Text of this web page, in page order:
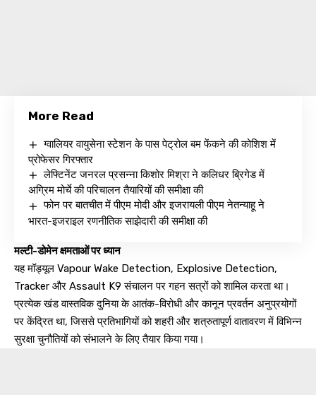
More Read
ग्वालियर वायुसेना स्टेशन के पास पेट्रोल बम फेंकने की कोशिश में
प्रोफेसर गिरफ्तार
लेफ्टिनेंट जनरल प्रसन्ना किशोर मिश्रा ने कलिधर ब्रिगेड में
अग्रिम मोर्चे की परिचालन तैयारियों की समीक्षा की
फोन पर बातचीत में पीएम मोदी और इजरायली पीएम नेतन्याहू ने
भारत-इजराइल रणनीतिक साझेदारी की समीक्षा की
मल्टी-डोमेन क्षमताओं पर ध्यान
यह मॉड्यूल Vapour Wake Detection, Explosive Detection,
Tracker और Assault K9 संचालन पर गहन सत्रों को शामिल करता था।
प्रत्येक खंड वास्तविक दुनिया के आतंक-विरोधी और कानून प्रवर्तन अनुप्रयोगों
पर केंद्रित था, जिससे प्रतिभागियों को शहरी और शत्रुतापूर्ण वातावरण में विभिन्न
सुरक्षा चुनौतियों को संभालने के लिए तैयार किया गया।